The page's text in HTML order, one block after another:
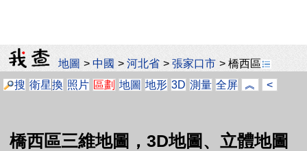
地圖 >中國 >河北省 >張家口市 >橋西區
搜 衛星換 照片 區劃 地圖 地形 3D 測量 全屏 ︽ <
橋西區三維地圖，3D地圖、立體地圖